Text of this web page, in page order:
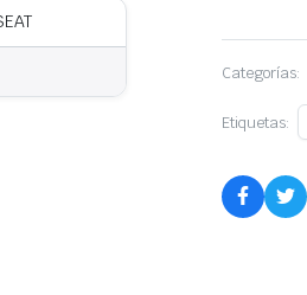
Categorías:
Etiquetas: